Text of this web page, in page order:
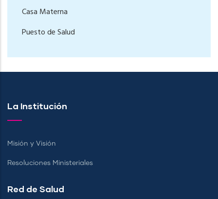
Casa Materna
Puesto de Salud
La Institución
Misión y Visión
Resoluciones Ministeriales
Red de Salud